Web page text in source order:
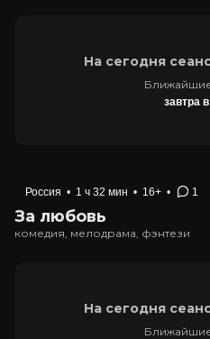
На сегодня
завтра
Россия • 1 ч 32 мин • 16+ • 1
За любовь
комедия, мелодрама, фэнтези
На сегодня